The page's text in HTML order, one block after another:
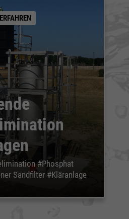
#Phosphat
Sandfilter #Kläranlage